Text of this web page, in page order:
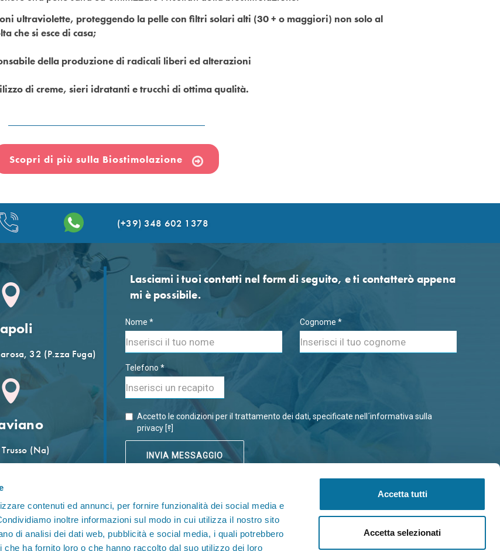
contenuti ed annunci, per fornire funzionalità dei social media e
inoltre informazioni sul modo in cui utilizza il nostro sito
di analisi dei dati web, pubblicità e social media, i quali potrebbero
ha fornito loro o che hanno raccolto dal suo utilizzo dei loro
Accetta tutti
Accetta selezionati
ultraviolette, proteggendo la pelle con filtri solari alti (30 + o maggiori) non solo al
che si esce di casa;
della produzione di radicali liberi ed alterazioni
di creme, sieri idratanti e trucchi di ottima qualità.
Scopri di più sulla Biostimolazione
(+39) 348 602 1378
32 (P.zza Fuga)
(Na)
Lasciami i tuoi contatti nel form di seguito, e ti contatterò appena
mi è possibile.
Nome * Cognome *
Telefono *
Accetto le condizioni per il trattamento dei dati, specificate nell´informativa sulla
privacy [?]